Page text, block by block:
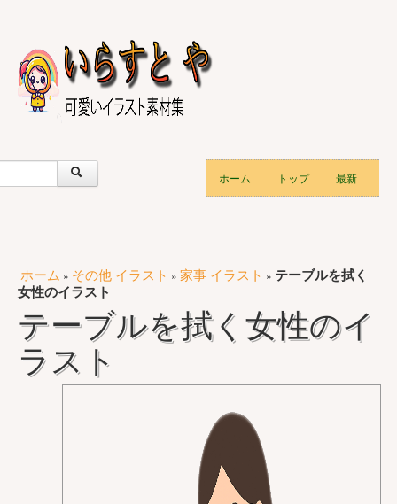
ホーム トップ 最新
ホーム » その他 イラスト » 家事 イラスト » テーブルを拭く
女性のイラスト
テーブルを拭く女性のイ
ラスト